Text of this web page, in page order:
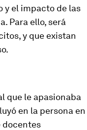
y el impacto de las
Para ello, será
y que existan
que le apasionaba
en la persona en
docentes